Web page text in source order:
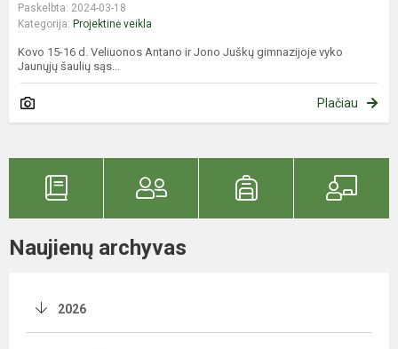
Paskelbta: 2024-03-18
Kategorija: Projektinė veikla
Kovo 15-16 d. Veliuonos Antano ir Jono Juškų gimnazijoje vyko
Jaunųjų šaulių sąs...
Plačiau
Naujienų archyvas
2026